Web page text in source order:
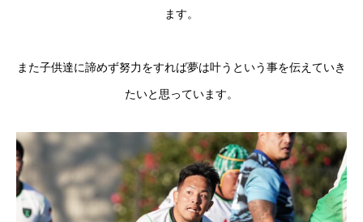
ます。
また子供達に諦めず努力をすれば夢は叶うという事を伝えていき
たいと思っています。